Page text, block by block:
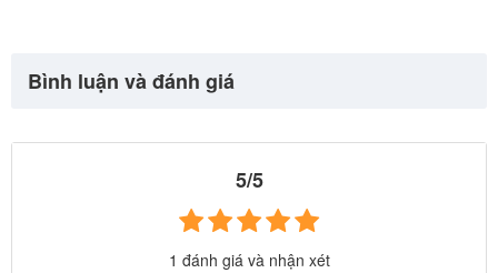
Bình luận và đánh giá
5/5
1 đánh giá và nhận xét